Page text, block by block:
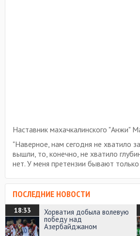
Наставник махачкалинского "Анжи"
"Наверное, нам сегодня не хватило
вышли, то, конечно, не хватило
нет. У меня претензии бывают
ПОСЛЕДНИЕ НОВОСТИ
18:33 Хорватия добыла волевую
победу над
Азербайджаном